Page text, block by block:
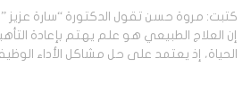
كتبت: مروة حسن تقول الدكتورة “سارة عزيز
إن العلاج الطبيعي هو علم يهتم بإعادة
الحياة، إذ يعتمد على حل مشاكل الأداء